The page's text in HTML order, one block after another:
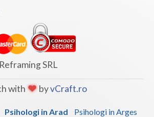
SRL
with byvCraft.ro
Psihologi in Arad
Psihologi in Arges